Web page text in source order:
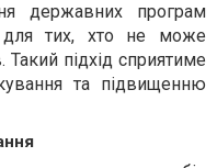
державних програм
для тих, хто не може
Такий підхід сприятиме
та підвищенню